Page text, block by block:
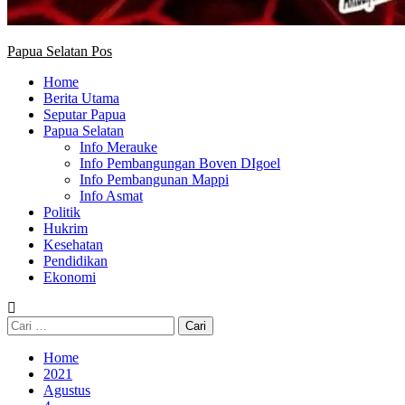
Papua Selatan Pos
Home
Berita Utama
Seputar Papua
Papua Selatan
Info Merauke
Info Pembangungan Boven DIgoel
Info Pembangunan Mappi
Info Asmat
Politik
Hukrim
Kesehatan
Pendidikan
Ekonomi
Cari
untuk:
Home
2021
Agustus